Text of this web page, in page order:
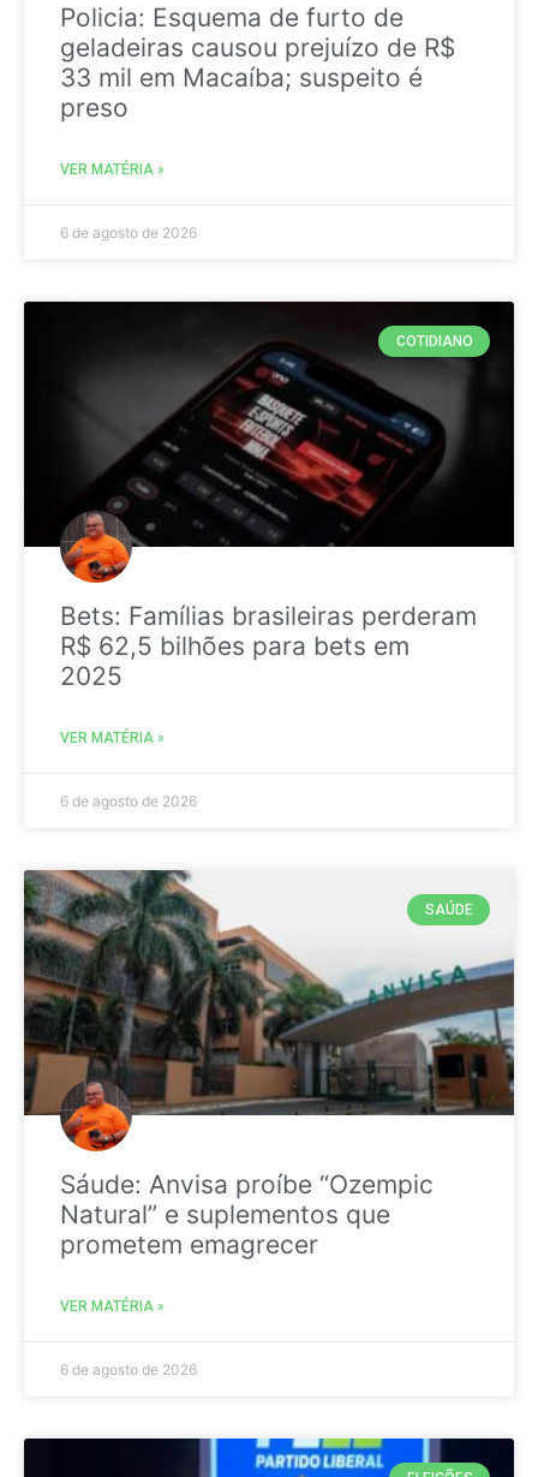
Policia: Esquema de furto de
geladeiras causou prejuízo de R$
33 mil em Macaíba; suspeito é
preso
VER MATÉRIA »
6 de agosto de 2026
COTIDIANO
Bets: Famílias brasileiras perderam
R$ 62,5 bilhões para bets em
2025
VER MATÉRIA »
6 de agosto de 2026
SAÚDE
Sáude: Anvisa proíbe “Ozempic
Natural” e suplementos que
prometem emagrecer
VER MATÉRIA »
6 de agosto de 2026